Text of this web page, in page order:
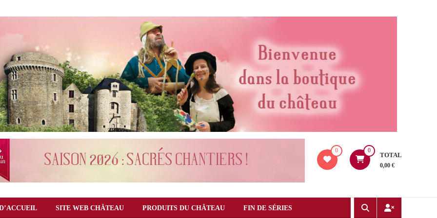
0 0
TOTAL
0,00 €
SITE WEB CHÂTEAU PRODUITS DU CHÂTEAU FIN DE SÉRIES